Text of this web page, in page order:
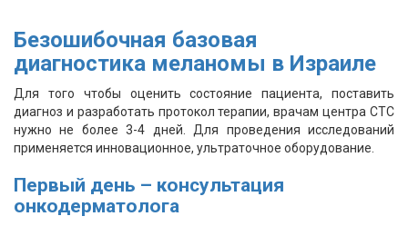
Безошибочная базовая
диагностика меланомы в Израиле
Для того чтобы оценить состояние пациента, поставить
диагноз и разработать протокол терапии, врачам центра СТС
нужно не более 3-4 дней. Для проведения исследований
применяется инновационное, ультраточное оборудование.
Первый день – консультация
онкодерматолога